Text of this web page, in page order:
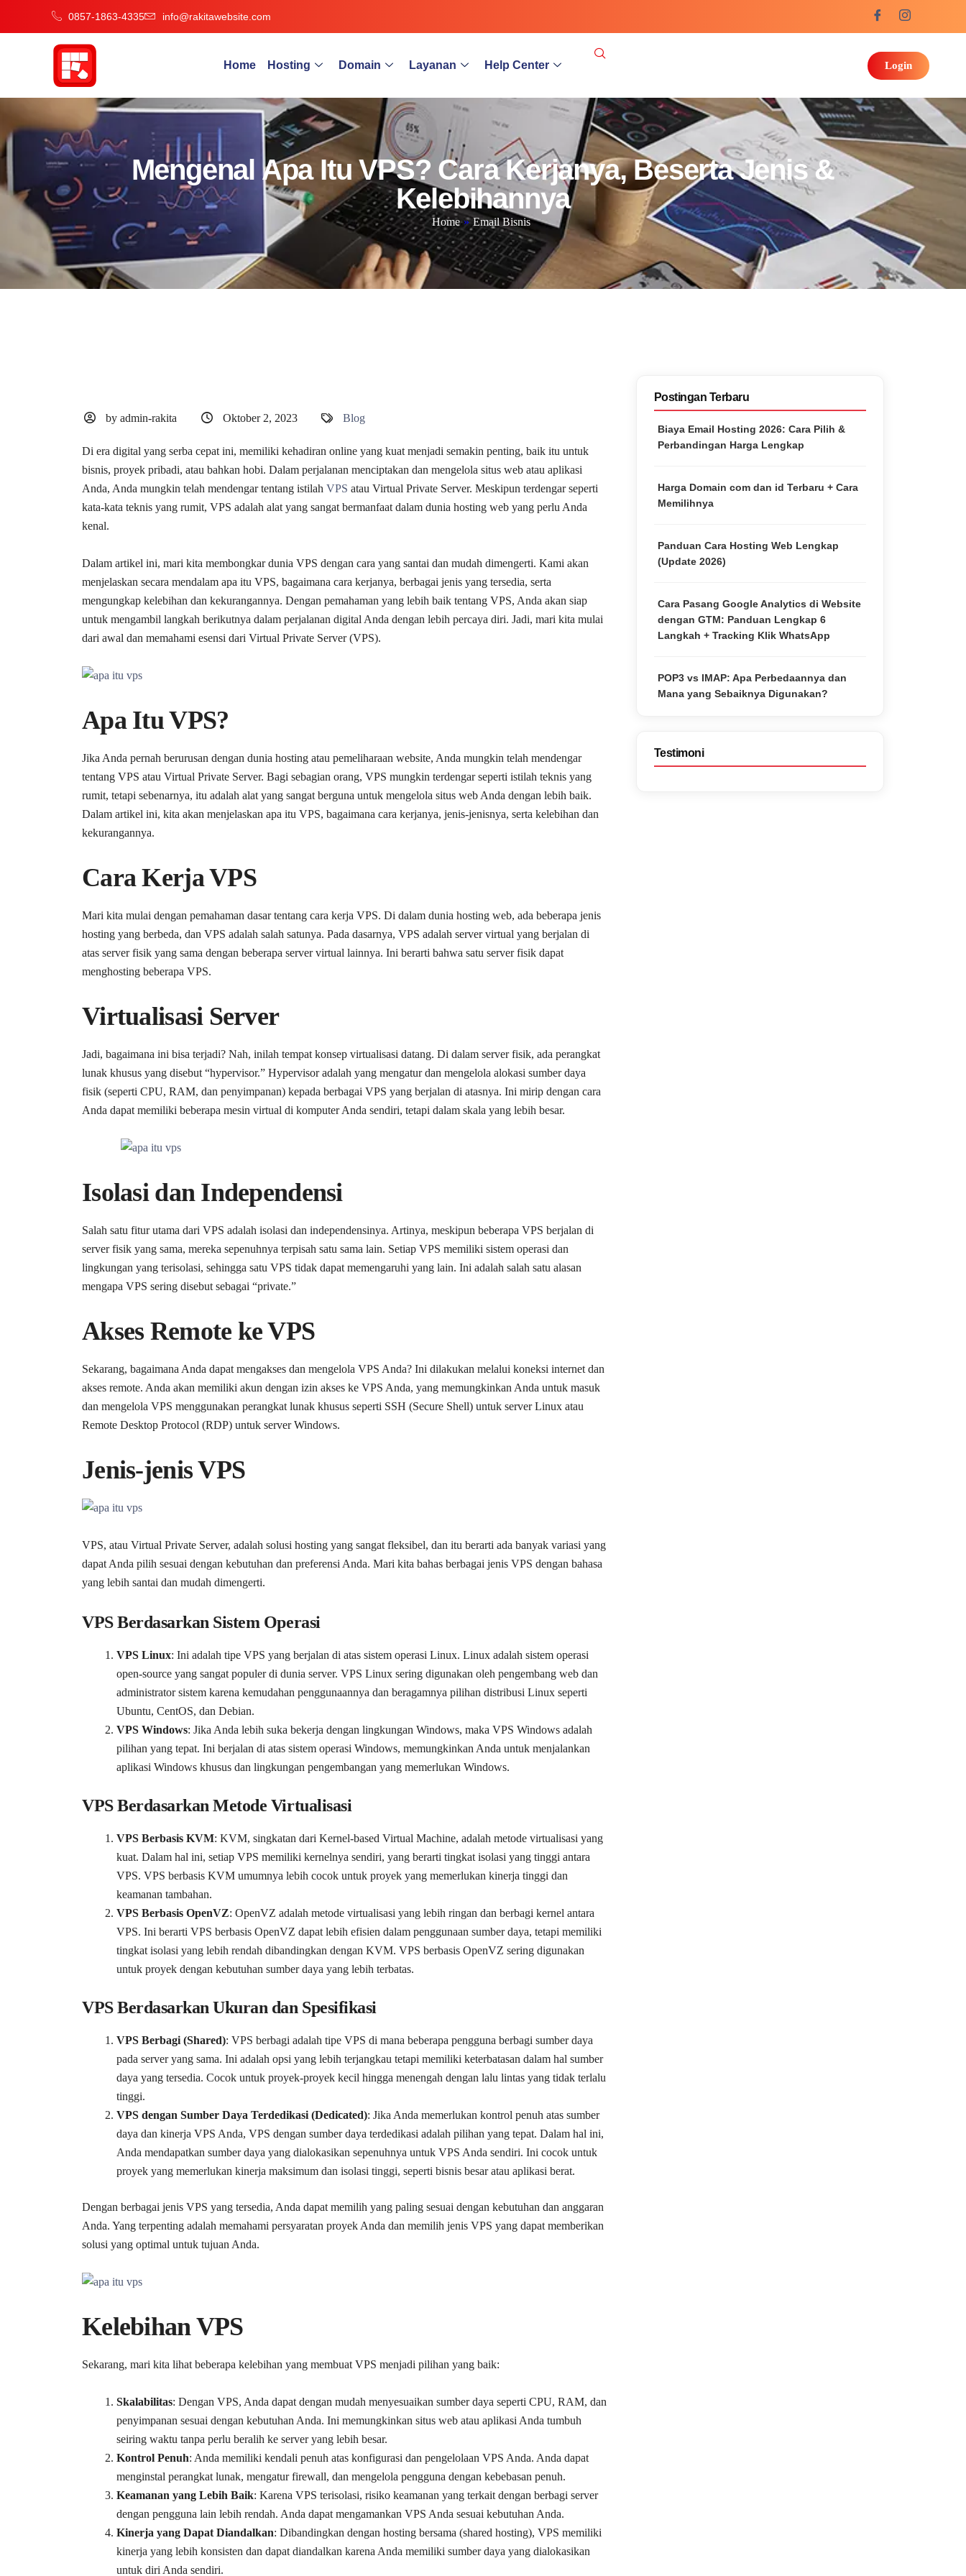
0857-1863-4335 info@rakitawebsite.com
Home Hosting Domain Layanan Help Center Login
Mengenal Apa Itu VPS? Cara Kerjanya, Beserta Jenis &
Kelebihannya
Home » Email Bisnis
by admin-rakita Oktober 2, 2023 Blog
Di era digital yang serba cepat ini, memiliki kehadiran online yang kuat menjadi semakin penting, baik itu untuk
bisnis, proyek pribadi, atau bahkan hobi. Dalam perjalanan menciptakan dan mengelola situs web atau aplikasi
Anda, Anda mungkin telah mendengar tentang istilah VPS atau Virtual Private Server. Meskipun terdengar seperti
kata-kata teknis yang rumit, VPS adalah alat yang sangat bermanfaat dalam dunia hosting web yang perlu Anda
kenal.
Dalam artikel ini, mari kita membongkar dunia VPS dengan cara yang santai dan mudah dimengerti. Kami akan
menjelaskan secara mendalam apa itu VPS, bagaimana cara kerjanya, berbagai jenis yang tersedia, serta
mengungkap kelebihan dan kekurangannya. Dengan pemahaman yang lebih baik tentang VPS, Anda akan siap
untuk mengambil langkah berikutnya dalam perjalanan digital Anda dengan lebih percaya diri. Jadi, mari kita mulai
dari awal dan memahami esensi dari Virtual Private Server (VPS).
Apa Itu VPS?
Jika Anda pernah berurusan dengan dunia hosting atau pemeliharaan website, Anda mungkin telah mendengar
tentang VPS atau Virtual Private Server. Bagi sebagian orang, VPS mungkin terdengar seperti istilah teknis yang
rumit, tetapi sebenarnya, itu adalah alat yang sangat berguna untuk mengelola situs web Anda dengan lebih baik.
Dalam artikel ini, kita akan menjelaskan apa itu VPS, bagaimana cara kerjanya, jenis-jenisnya, serta kelebihan dan
kekurangannya.
Cara Kerja VPS
Mari kita mulai dengan pemahaman dasar tentang cara kerja VPS. Di dalam dunia hosting web, ada beberapa jenis
hosting yang berbeda, dan VPS adalah salah satunya. Pada dasarnya, VPS adalah server virtual yang berjalan di
atas server fisik yang sama dengan beberapa server virtual lainnya. Ini berarti bahwa satu server fisik dapat
menghosting beberapa VPS.
Virtualisasi Server
Jadi, bagaimana ini bisa terjadi? Nah, inilah tempat konsep virtualisasi datang. Di dalam server fisik, ada perangkat
lunak khusus yang disebut “hypervisor.” Hypervisor adalah yang mengatur dan mengelola alokasi sumber daya
fisik (seperti CPU, RAM, dan penyimpanan) kepada berbagai VPS yang berjalan di atasnya. Ini mirip dengan cara
Anda dapat memiliki beberapa mesin virtual di komputer Anda sendiri, tetapi dalam skala yang lebih besar.
Isolasi dan Independensi
Salah satu fitur utama dari VPS adalah isolasi dan independensinya. Artinya, meskipun beberapa VPS berjalan di
server fisik yang sama, mereka sepenuhnya terpisah satu sama lain. Setiap VPS memiliki sistem operasi dan
lingkungan yang terisolasi, sehingga satu VPS tidak dapat memengaruhi yang lain. Ini adalah salah satu alasan
mengapa VPS sering disebut sebagai “private.”
Akses Remote ke VPS
Sekarang, bagaimana Anda dapat mengakses dan mengelola VPS Anda? Ini dilakukan melalui koneksi internet dan
akses remote. Anda akan memiliki akun dengan izin akses ke VPS Anda, yang memungkinkan Anda untuk masuk
dan mengelola VPS menggunakan perangkat lunak khusus seperti SSH (Secure Shell) untuk server Linux atau
Remote Desktop Protocol (RDP) untuk server Windows.
Jenis-jenis VPS
VPS, atau Virtual Private Server, adalah solusi hosting yang sangat fleksibel, dan itu berarti ada banyak variasi yang
dapat Anda pilih sesuai dengan kebutuhan dan preferensi Anda. Mari kita bahas berbagai jenis VPS dengan bahasa
yang lebih santai dan mudah dimengerti.
VPS Berdasarkan Sistem Operasi
VPS Linux: Ini adalah tipe VPS yang berjalan di atas sistem operasi Linux. Linux adalah sistem operasi
open-source yang sangat populer di dunia server. VPS Linux sering digunakan oleh pengembang web dan
administrator sistem karena kemudahan penggunaannya dan beragamnya pilihan distribusi Linux seperti
Ubuntu, CentOS, dan Debian.
VPS Windows: Jika Anda lebih suka bekerja dengan lingkungan Windows, maka VPS Windows adalah
pilihan yang tepat. Ini berjalan di atas sistem operasi Windows, memungkinkan Anda untuk menjalankan
aplikasi Windows khusus dan lingkungan pengembangan yang memerlukan Windows.
VPS Berdasarkan Metode Virtualisasi
VPS Berbasis KVM: KVM, singkatan dari Kernel-based Virtual Machine, adalah metode virtualisasi yang
kuat. Dalam hal ini, setiap VPS memiliki kernelnya sendiri, yang berarti tingkat isolasi yang tinggi antara
VPS. VPS berbasis KVM umumnya lebih cocok untuk proyek yang memerlukan kinerja tinggi dan
keamanan tambahan.
VPS Berbasis OpenVZ: OpenVZ adalah metode virtualisasi yang lebih ringan dan berbagi kernel antara
VPS. Ini berarti VPS berbasis OpenVZ dapat lebih efisien dalam penggunaan sumber daya, tetapi memiliki
tingkat isolasi yang lebih rendah dibandingkan dengan KVM. VPS berbasis OpenVZ sering digunakan
untuk proyek dengan kebutuhan sumber daya yang lebih terbatas.
VPS Berdasarkan Ukuran dan Spesifikasi
VPS Berbagi (Shared): VPS berbagi adalah tipe VPS di mana beberapa pengguna berbagi sumber daya
pada server yang sama. Ini adalah opsi yang lebih terjangkau tetapi memiliki keterbatasan dalam hal sumber
daya yang tersedia. Cocok untuk proyek-proyek kecil hingga menengah dengan lalu lintas yang tidak terlalu
tinggi.
VPS dengan Sumber Daya Terdedikasi (Dedicated): Jika Anda memerlukan kontrol penuh atas sumber
daya dan kinerja VPS Anda, VPS dengan sumber daya terdedikasi adalah pilihan yang tepat. Dalam hal ini,
Anda mendapatkan sumber daya yang dialokasikan sepenuhnya untuk VPS Anda sendiri. Ini cocok untuk
proyek yang memerlukan kinerja maksimum dan isolasi tinggi, seperti bisnis besar atau aplikasi berat.
Dengan berbagai jenis VPS yang tersedia, Anda dapat memilih yang paling sesuai dengan kebutuhan dan anggaran
Anda. Yang terpenting adalah memahami persyaratan proyek Anda dan memilih jenis VPS yang dapat memberikan
solusi yang optimal untuk tujuan Anda.
Kelebihan VPS
Sekarang, mari kita lihat beberapa kelebihan yang membuat VPS menjadi pilihan yang baik:
Skalabilitas: Dengan VPS, Anda dapat dengan mudah menyesuaikan sumber daya seperti CPU, RAM, dan
penyimpanan sesuai dengan kebutuhan Anda. Ini memungkinkan situs web atau aplikasi Anda tumbuh
seiring waktu tanpa perlu beralih ke server yang lebih besar.
Kontrol Penuh: Anda memiliki kendali penuh atas konfigurasi dan pengelolaan VPS Anda. Anda dapat
menginstal perangkat lunak, mengatur firewall, dan mengelola pengguna dengan kebebasan penuh.
Keamanan yang Lebih Baik: Karena VPS terisolasi, risiko keamanan yang terkait dengan berbagi server
dengan pengguna lain lebih rendah. Anda dapat mengamankan VPS Anda sesuai kebutuhan Anda.
Kinerja yang Dapat Diandalkan: Dibandingkan dengan hosting bersama (shared hosting), VPS memiliki
kinerja yang lebih konsisten dan dapat diandalkan karena Anda memiliki sumber daya yang dialokasikan
untuk diri Anda sendiri.
Postingan Terbaru
Biaya Email Hosting 2026: Cara Pilih &
Perbandingan Harga Lengkap
Harga Domain com dan id Terbaru + Cara
Memilihnya
Panduan Cara Hosting Web Lengkap
(Update 2026)
Cara Pasang Google Analytics di Website
dengan GTM: Panduan Lengkap 6
Langkah + Tracking Klik WhatsApp
POP3 vs IMAP: Apa Perbedaannya dan
Mana yang Sebaiknya Digunakan?
Testimoni